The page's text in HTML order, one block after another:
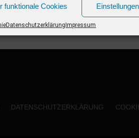
funktionale Cookies
Datenschutzerklärung Impressum
DATENSCHUTZERKLÄRUNG